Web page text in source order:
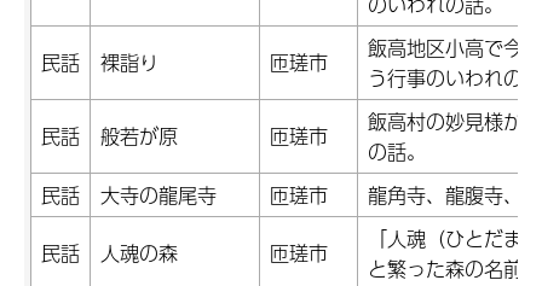
民話
裸詣り 匝瑳市
飯高地区小高で今
う行事のいわれの
民話
般若が原 匝瑳市
飯高村の妙見様か
の話。
民話
大寺の龍尾寺 匝瑳市
龍角寺、龍腹寺、
民話
人魂の森 匝瑳市
「人魂（ひとだま
と繁った森の名前